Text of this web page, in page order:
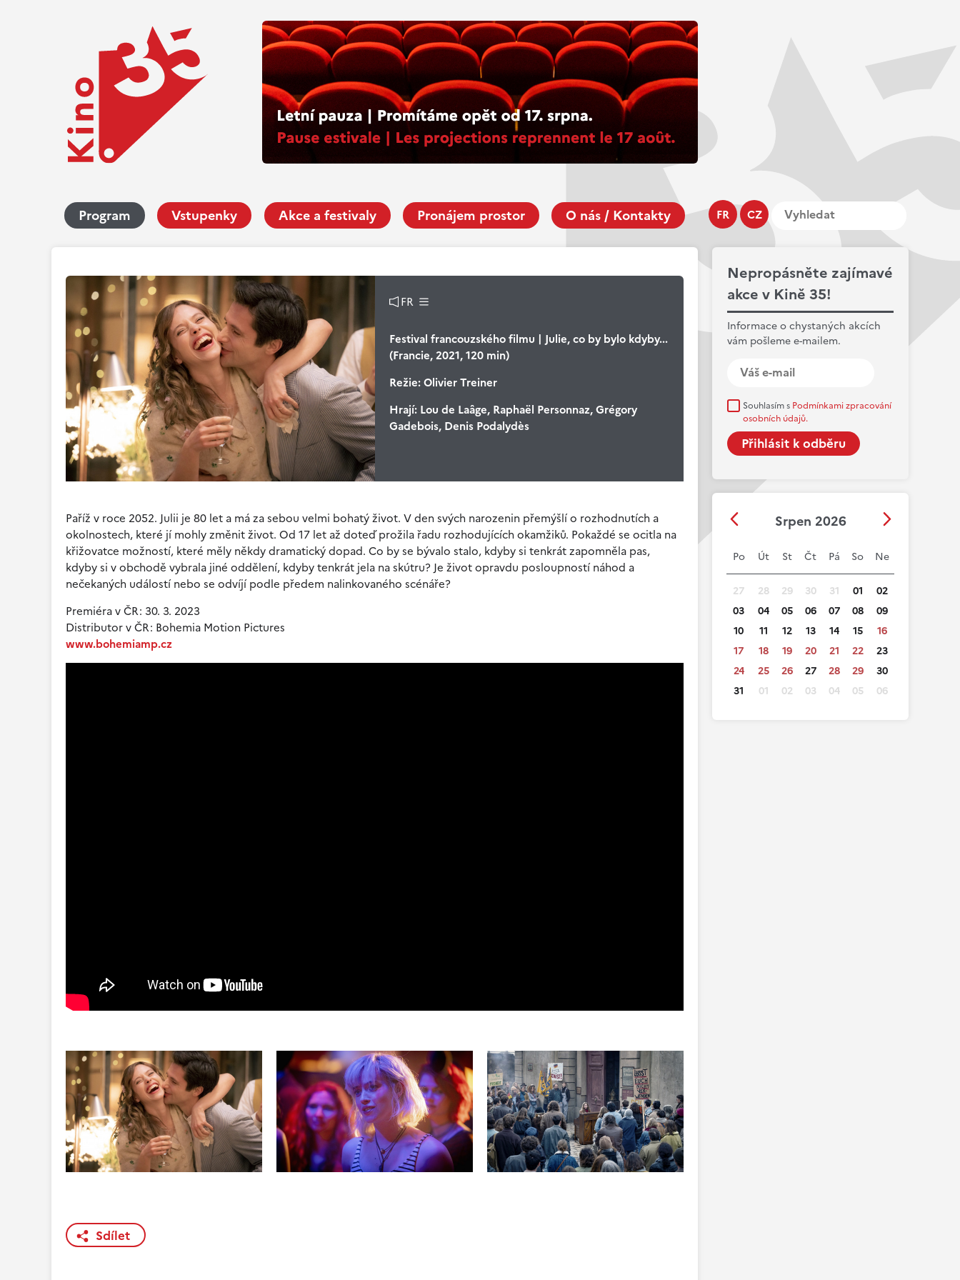
FR CZ
Program Vstupenky Akce a festivaly Pronájem prostor O nás / Kontakty
Nepropásněte zajímavé
akce v Kině 35!
Informace o chystaných akcích
vám pošleme e-mailem.
Souhlasím s Podmínkami zpracování
osobních údajů.
Srpen 2026
Po Út St Čt Pá So Ne
27 28 29 30 31 01
02
03
04 05 06 07 08
09
10
11 12 13 14 15
16
17
18 19 20 21 22
23
24
25 26 27 28 29
30
31
01 02 03 04 05 06
FR
Festival francouzského filmu | Julie, co by bylo kdyby...
(Francie, 2021, 120 min)
Režie:Olivier Treiner
Hrají:Lou de Laâge, Raphaël Personnaz, Grégory
Gadebois, Denis Podalydès
Paříž v roce 2052. Julii je 80 let a má za sebou velmi bohatý život. V den svých narozenin přemýšlí o rozhodnutích a
okolnostech, které jí mohly změnit život. Od 17 let až doteď prožila řadu rozhodujících okamžiků. Pokaždé se ocitla na
křižovatce možností, které měly někdy dramatický dopad. Co by se bývalo stalo, kdyby si tenkrát zapomněla pas,
kdyby si v obchodě vybrala jiné oddělení, kdyby tenkrát jela na skútru? Je život opravdu posloupností náhod a
nečekaných událostí nebo se odvíjí podle předem nalinkovaného scénáře?
Premiéra v ČR: 30. 3. 2023
Distributor v ČR: Bohemia Motion Pictures
www.bohemiamp.cz
Sdílet